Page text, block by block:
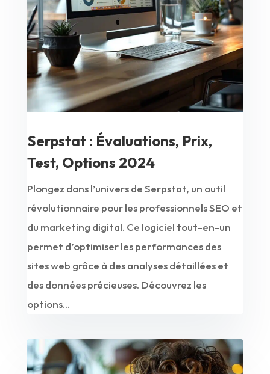
Serpstat : Évaluations, Prix,
Test, Options 2024
Plongez dans l’univers de Serpstat, un outil
révolutionnaire pour les professionnels SEO et
du marketing digital. Ce logiciel tout-en-un
permet d’optimiser les performances des
sites web grâce à des analyses détaillées et
des données précieuses. Découvrez les
options...